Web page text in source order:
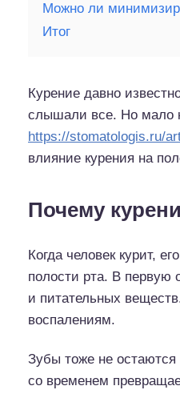
Можно ли
Итог
Курение давно
слышали все. Но мало
https://stomatologis.ru/
влияние курения на
Почему
Когда человек курит,
полости рта. В первую
и питательных
воспалениям.
Зубы тоже не
со временем